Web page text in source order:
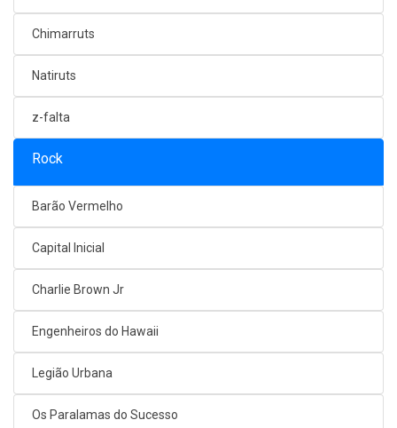
Chimarruts
Natiruts
z-falta
Rock
Barão Vermelho
Capital Inicial
Charlie Brown Jr
Engenheiros do Hawaii
Legião Urbana
Os Paralamas do Sucesso